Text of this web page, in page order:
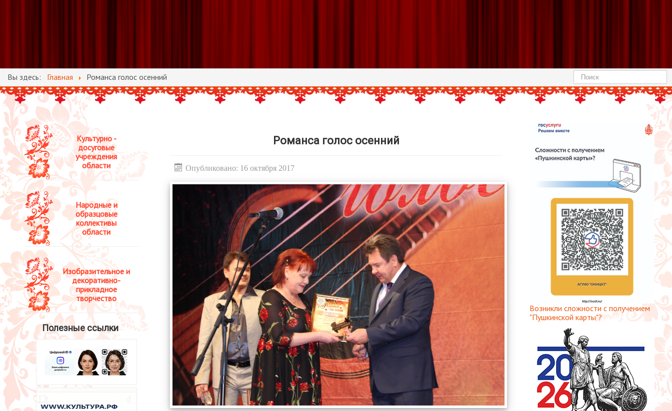
Вы здесь: Главная Романса голос осенний Найти
Культурно -
досуговые
учреждения
области
Народные и
образцовые
коллективы
области
Изобразительное и
декоративно-
прикладное
творчество
Полезные ссылки
Романса голос осенний
Опубликовано: 16 октября 2017
Возникли сложности с получением
"Пушкинской карты"?